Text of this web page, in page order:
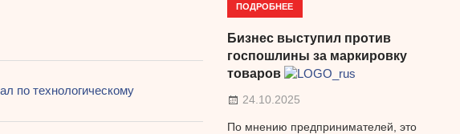
по технологическому
ПОДРОБНЕЕ
Бизнес выступил против
госпошлины за маркировку
товаров
24.10.2025
По мнению предпринимателей, это